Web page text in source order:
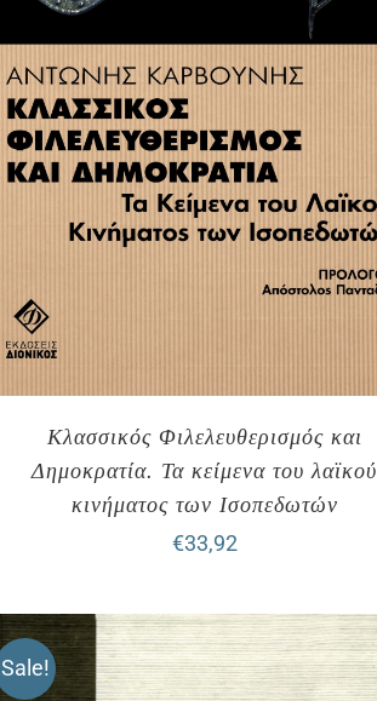
Κλασσικός Φιλελευθερισμός και
Δημοκρατία. Τα κείμενα του λαϊκού
κινήματος των Ισοπεδωτών
€33,92
Sale!